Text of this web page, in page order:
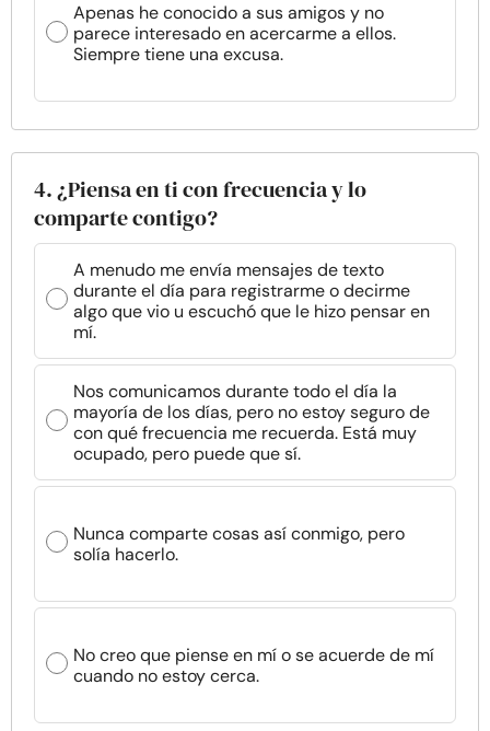
Apenas he conocido a sus amigos y no
parece interesado en acercarme a ellos.
Siempre tiene una excusa.
4. ¿Piensa en ti con frecuencia y lo
comparte contigo?
A menudo me envía mensajes de texto
durante el día para registrarme o decirme
algo que vio u escuchó que le hizo pensar en
mí.
Nos comunicamos durante todo el día la
mayoría de los días, pero no estoy seguro de
con qué frecuencia me recuerda. Está muy
ocupado, pero puede que sí.
Nunca comparte cosas así conmigo, pero
solía hacerlo.
No creo que piense en mí o se acuerde de mí
cuando no estoy cerca.